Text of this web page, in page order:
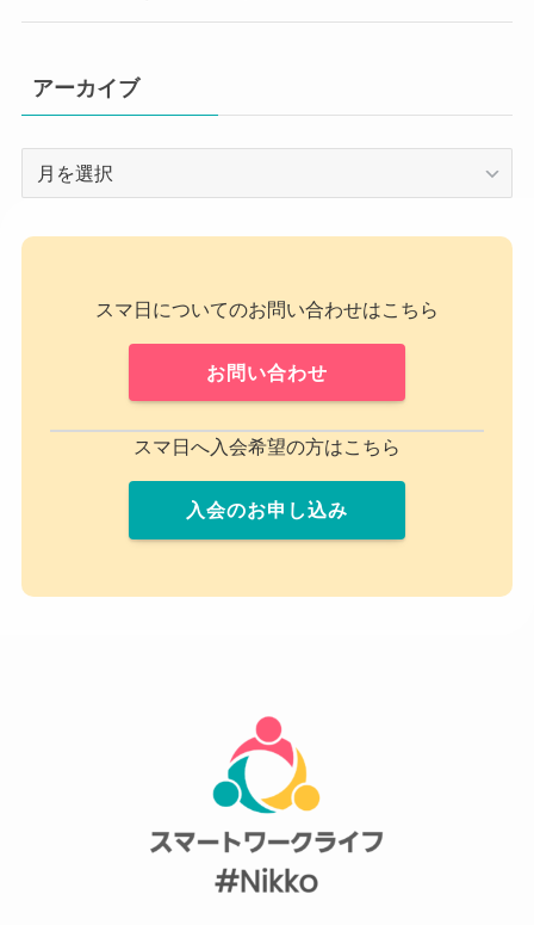
アーカイブ
イ
スマ日についてのお問い合わせはこちら
お問い合わせ
スマ日へ入会希望の方はこちら
入会のお申し込み